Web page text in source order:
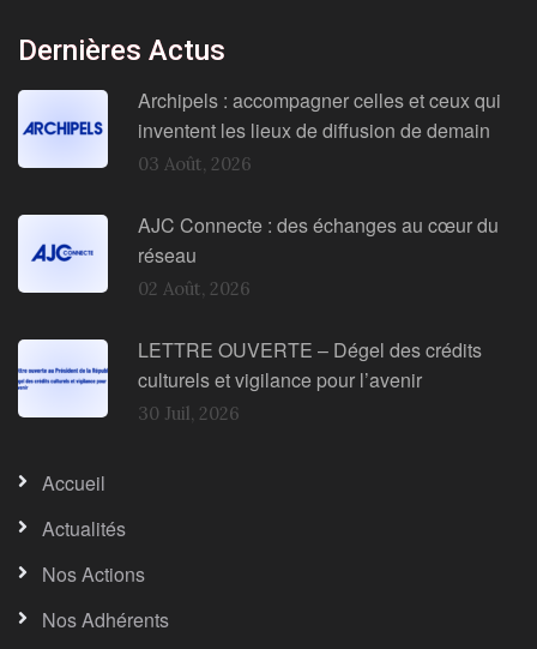
Dernières Actus
Archipels : accompagner celles et ceux qui
inventent les lieux de diffusion de demain
03 Août, 2026
AJC Connecte : des échanges au cœur du
réseau
02 Août, 2026
LETTRE OUVERTE – Dégel des crédits
culturels et vigilance pour l’avenir
30 Juil, 2026
Accueil
Actualités
Nos Actions
Nos Adhérents